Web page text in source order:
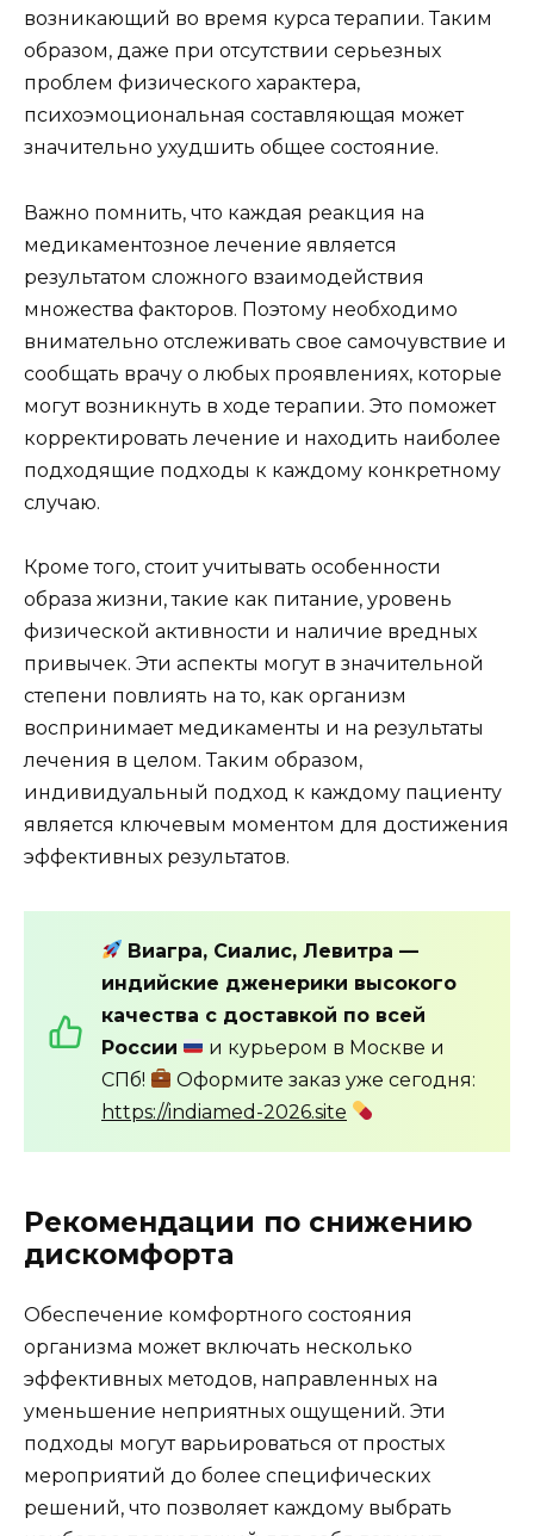
возникающий во время курса терапии. Таким
образом, даже при отсутствии серьезных
проблем физического характера,
психоэмоциональная составляющая может
значительно ухудшить общее состояние.
Важно помнить, что каждая реакция на
медикаментозное лечение является
результатом сложного взаимодействия
множества факторов. Поэтому необходимо
внимательно отслеживать свое самочувствие и
сообщать врачу о любых проявлениях, которые
могут возникнуть в ходе терапии. Это поможет
корректировать лечение и находить наиболее
подходящие подходы к каждому конкретному
случаю.
Кроме того, стоит учитывать особенности
образа жизни, такие как питание, уровень
физической активности и наличие вредных
привычек. Эти аспекты могут в значительной
степени повлиять на то, как организм
воспринимает медикаменты и на результаты
лечения в целом. Таким образом,
индивидуальный подход к каждому пациенту
является ключевым моментом для достижения
эффективных результатов.
Виагра, Сиалис, Левитра —
индийские дженерики высокого
качества с доставкой по всей
России
и курьером в Москве и
СПб!
Оформите заказ уже сегодня:
https://indiamed-2026.site
Рекомендации по снижению
дискомфорта
Обеспечение комфортного состояния
организма может включать несколько
эффективных методов, направленных на
уменьшение неприятных ощущений. Эти
подходы могут варьироваться от простых
мероприятий до более специфических
решений, что позволяет каждому выбрать